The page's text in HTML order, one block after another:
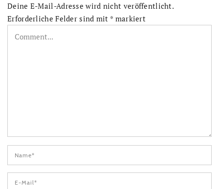
Deine E-Mail-Adresse wird nicht veröffentlicht.
Erforderliche Felder sind mit * markiert